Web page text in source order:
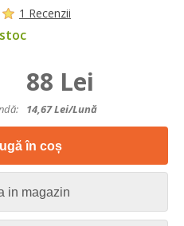
1 Recenzii
88 Lei
14,67Lei/lună
în coș
in magazin